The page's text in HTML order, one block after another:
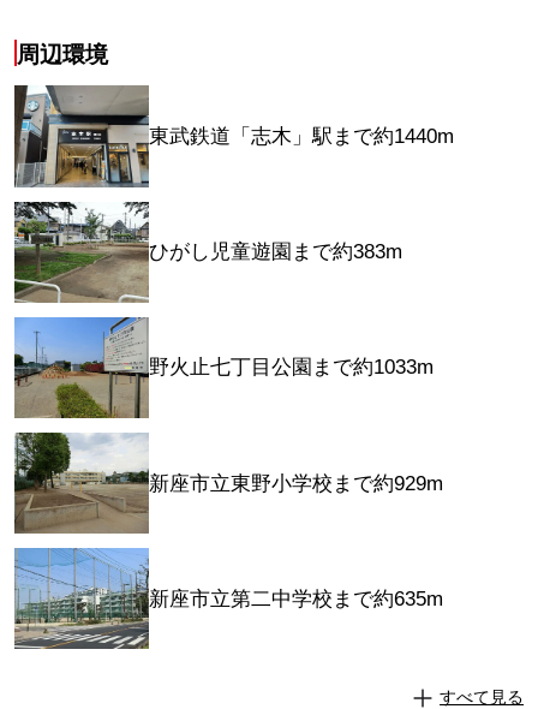
周辺環境
東武鉄道「志木」駅まで約1440m
ひがし児童遊園まで約383m
野火止七丁目公園まで約1033m
新座市立東野小学校まで約929m
新座市立第二中学校まで約635m
すべて見る